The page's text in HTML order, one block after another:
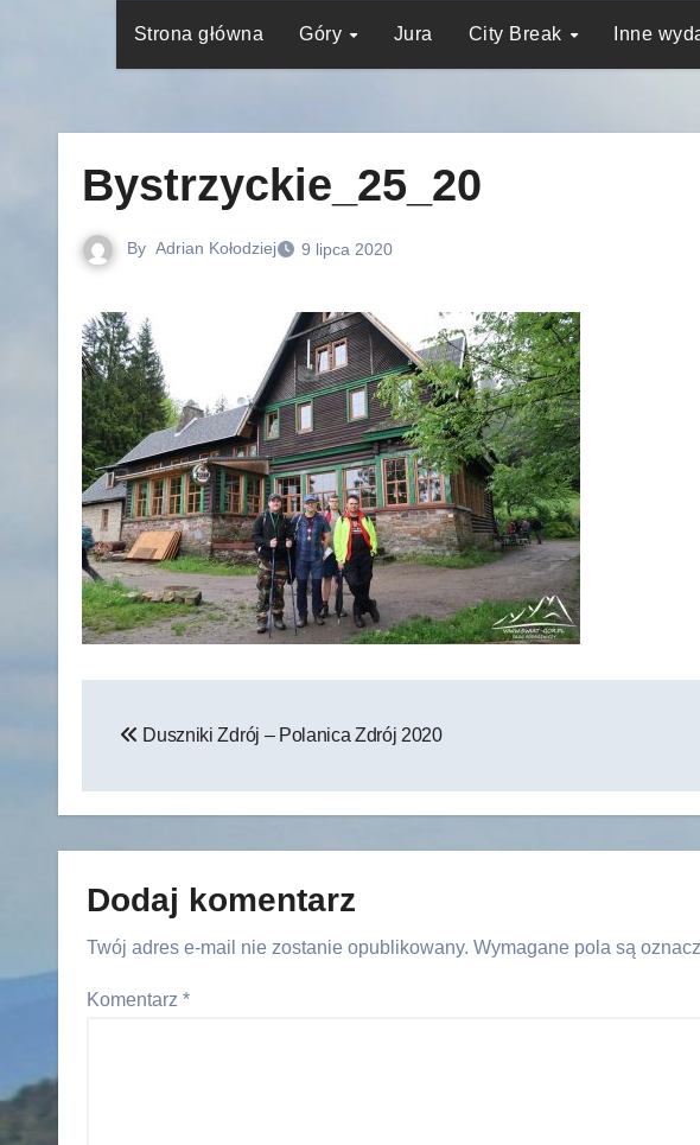
Strona główna Góry Jura City Break Inne
Bystrzyckie_25_20
By Adrian Kołodziej 9 lipca 2020
wpisuDuszniki Zdrój – Polanica Zdrój 2020
Dodaj komentarz
Twój adres e-mail nie zostanie opublikowany. Wymagane pola są
Komentarz *